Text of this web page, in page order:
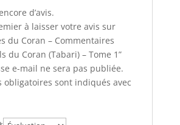
d’avis.
à laisser votre avis sur
du Coran – Commentaires
du Coran (Tabari) – Tome 1”
e-mail ne sera pas publiée.
obligatoires sont indiqués avec